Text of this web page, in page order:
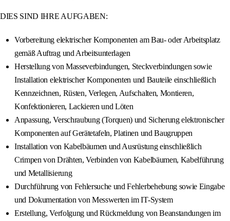
DIES SIND IHRE AUFGABEN:
Vorbereitung elektrischer Komponenten am Bau- oder Arbeitsplatz
gemäß Auftrag und Arbeitsunterlagen
Herstellung von Masseverbindungen, Steckverbindungen sowie
Installation elektrischer Komponenten und Bauteile einschließlich
Kennzeichnen, Rüsten, Verlegen, Aufschalten, Montieren,
Konfektionieren, Lackieren und Löten
Anpassung, Verschraubung (Torquen) und Sicherung elektronischer
Komponenten auf Gerätetafeln, Platinen und Baugruppen
Installation von Kabelbäumen und Ausrüstung einschließlich
Crimpen von Drähten, Verbinden von Kabelbäumen, Kabelführung
und Metallisierung
Durchführung von Fehlersuche und Fehlerbehebung sowie Eingabe
und Dokumentation von Messwerten im IT-System
Erstellung, Verfolgung und Rückmeldung von Beanstandungen im